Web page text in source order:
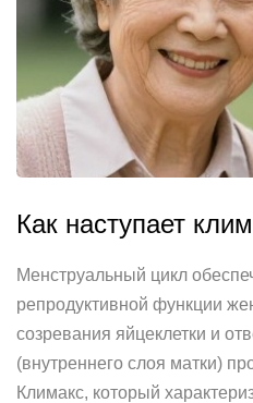
Как наступает
Менструальный цикл
репродуктивной функции
созревания яйцеклетки и
(внутреннего слоя матки)
Климакс, который